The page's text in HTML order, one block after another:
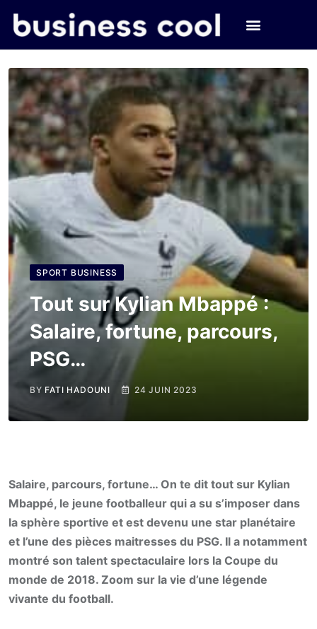
SPORT BUSINESS
Tout sur Kylian Mbappé :
Salaire, fortune, parcours,
PSG…
BY FATI HADOUNI 24 JUIN 2023
Salaire, parcours, fortune… On te dit tout sur Kylian
Mbappé, le jeune footballeur qui a su s’imposer dans
la sphère sportive et est devenu une star planétaire
et l’une des pièces maitresses du PSG. Il a notamment
montré son talent spectaculaire lors la Coupe du
monde de 2018. Zoom sur la vie d’une légende
vivante du football.